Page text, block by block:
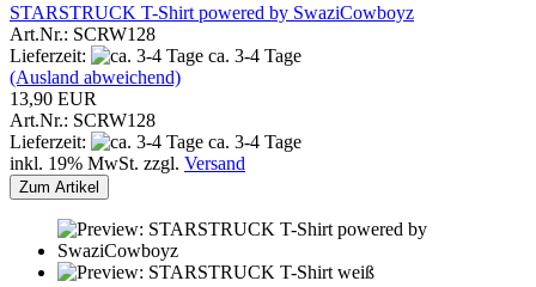
STARSTRUCK T-Shirt powered by SwaziCowboyz
Art.Nr.: SCRW128
Lieferzeit:
ca. 3-4 Tage
(Ausland abweichend)
13,90 EUR
Art.Nr.: SCRW128
Lieferzeit:
ca. 3-4 Tage
inkl. 19% MwSt. zzgl. Versand
Zum Artikel